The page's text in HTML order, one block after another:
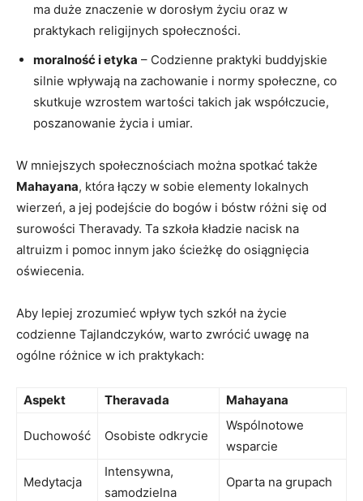
ma‍ duże ⁢znaczenie w dorosłym życiu⁢ oraz w
praktykach religijnych społeczności.
moralność i‍ etyka – Codzienne praktyki buddyjskie
‌silnie ⁤wpływają na zachowanie i normy społeczne, ‍co
skutkuje⁤ wzrostem wartości takich jak współczucie,
poszanowanie życia i umiar.
W mniejszych społecznościach‍ można spotkać także
Mahayana, która ‍łączy w sobie ⁢elementy lokalnych
wierzeń, a jej podejście do bogów i ⁣bóstw różni się od
surowości Theravady.⁢ Ta szkoła kładzie nacisk na⁢
altruizm⁤ i pomoc innym ⁣jako⁤ ścieżkę do osiągnięcia⁢
oświecenia.
Aby lepiej zrozumieć wpływ⁢ tych szkół na życie
codzienne Tajlandczyków, warto zwrócić uwagę na
ogólne⁣ różnice⁣ w⁣ ich praktykach:
Aspekt Theravada Mahayana
Duchowość Osobiste odkrycie
Wspólnotowe
wsparcie
Medytacja
Intensywna,
samodzielna
Oparta ⁤na grupach